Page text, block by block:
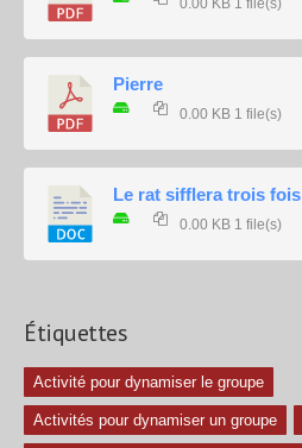
0.00 KB 1 file(s)
Pierre
0.00 KB 1 file(s)
Le rat sifflera trois fois
0.00 KB 1 file(s)
Étiquettes
Activité pour dynamiser le groupe
Activités pour dynamiser un groupe